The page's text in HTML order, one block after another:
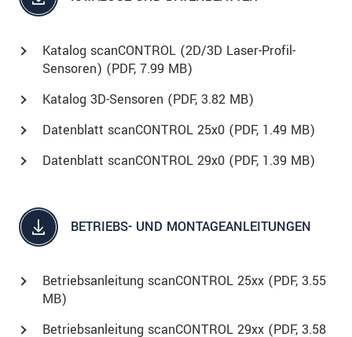
Katalog scanCONTROL (2D/3D Laser-Profil-
Sensoren) (PDF, 7.99 MB)
Katalog 3D-Sensoren (PDF, 3.82 MB)
Datenblatt scanCONTROL 25x0 (PDF, 1.49 MB)
Datenblatt scanCONTROL 29x0 (PDF, 1.39 MB)
BETRIEBS- UND MONTAGEANLEITUNGEN
Betriebsanleitung scanCONTROL 25xx (PDF, 3.55
MB)
Betriebsanleitung scanCONTROL 29xx (PDF, 3.58